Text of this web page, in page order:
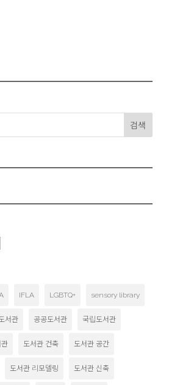
검색
IFLA LGBTQ+ sensory library
서관 공공도서관 국립도서관
관 도서관 건축 도서관 공간
도서관 리모델링 도서관 신축